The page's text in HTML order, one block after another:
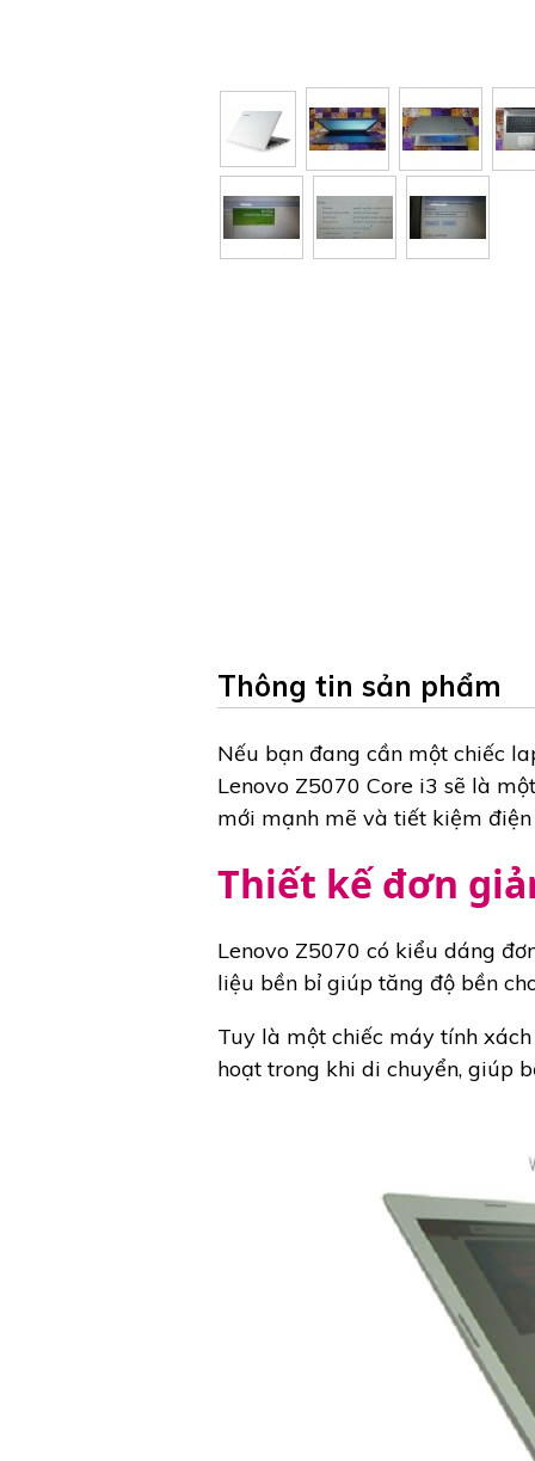
Thông tin sản phẩm
Nếu bạn đang cần một chiếc
Lenovo Z5070 Core i3 sẽ là
mới mạnh mẽ và tiết kiệm
Thiết kế đơn
Lenovo Z5070 có kiểu dáng
liệu bền bỉ giúp tăng độ bền
Tuy là một chiếc máy tính
hoạt trong khi di chuyển, giúp